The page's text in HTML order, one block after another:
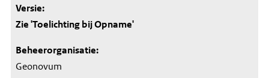
Zie 'Toelichting bij Opname'
Geonovum